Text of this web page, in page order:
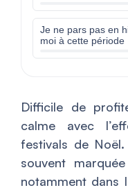
Je ne pars pas en
moi à cette période
Difficile de
calme avec
festivals de
souvent
notamment dans